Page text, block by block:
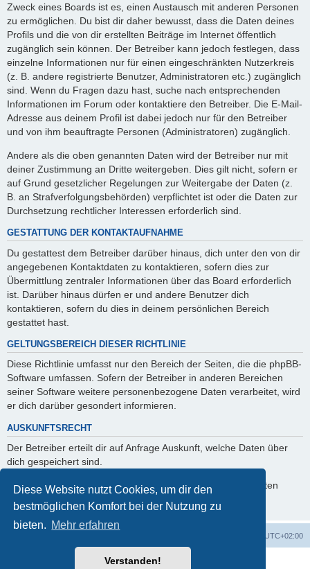
Diese Website nutzt Cookies, um dir den
bestmöglichen Komfort bei der Nutzung zu
bieten. Mehr erfahren
Verstanden!
Zweck eines Boards ist es, einen Austausch mit anderen Personen
zu ermöglichen. Du bist dir daher bewusst, dass die Daten deines
Profils und die von dir erstellten Beiträge im Internet öffentlich
zugänglich sein können. Der Betreiber kann jedoch festlegen, dass
einzelne Informationen nur für einen eingeschränkten Nutzerkreis
(z. B. andere registrierte Benutzer, Administratoren etc.) zugänglich
sind. Wenn du Fragen dazu hast, suche nach entsprechenden
Informationen im Forum oder kontaktiere den Betreiber. Die E-Mail-
Adresse aus deinem Profil ist dabei jedoch nur für den Betreiber
und von ihm beauftragte Personen (Administratoren) zugänglich.
Andere als die oben genannten Daten wird der Betreiber nur mit
deiner Zustimmung an Dritte weitergeben. Dies gilt nicht, sofern er
auf Grund gesetzlicher Regelungen zur Weitergabe der Daten (z.
B. an Strafverfolgungsbehörden) verpflichtet ist oder die Daten zur
Durchsetzung rechtlicher Interessen erforderlich sind.
GESTATTUNG DER KONTAKTAUFNAHME
Du gestattest dem Betreiber darüber hinaus, dich unter den von dir
angegebenen Kontaktdaten zu kontaktieren, sofern dies zur
Übermittlung zentraler Informationen über das Board erforderlich
ist. Darüber hinaus dürfen er und andere Benutzer dich
kontaktieren, sofern du dies in deinem persönlichen Bereich
gestattet hast.
GELTUNGSBEREICH DIESER RICHTLINIE
Diese Richtlinie umfasst nur den Bereich der Seiten, die die phpBB-
Software umfassen. Sofern der Betreiber in anderen Bereichen
seiner Software weitere personenbezogene Daten verarbeitet, wird
er dich darüber gesondert informieren.
AUSKUNFTSRECHT
Der Betreiber erteilt dir auf Anfrage Auskunft, welche Daten über
dich gespeichert sind.
Du kannst jederzeit die Löschung bzw. Sperrung deiner Daten
verlangen. Kontaktiere hierzu bitte den Betreiber.
UTC+02:00
Powered byphpBB® Forum Software © phpBB Limited